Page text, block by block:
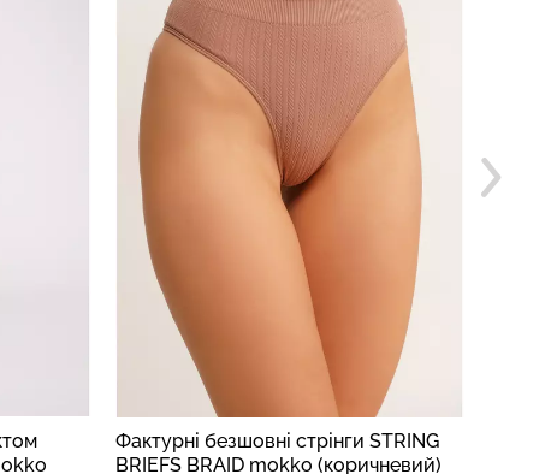
Фактурні безшовні стрінги STRING
BRIEFS BRAID mokko (коричневий)